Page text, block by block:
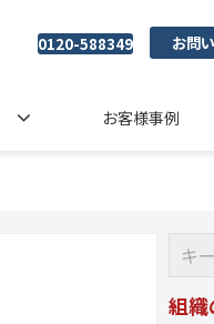
0120-588349 お問
お客様事例
組織